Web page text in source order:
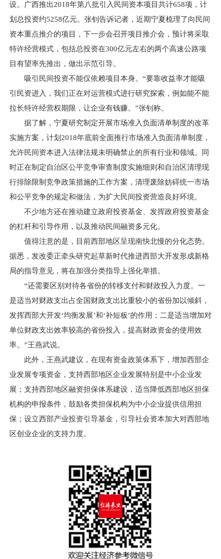
设。广西推出2018年第八批引入民间资本项目共计658项，计
划总投资约5258亿元。张钊告诉记者，近期宁夏梳理了向民间
资本重点推介的项目，下一步会召开项目推介会，预计将采取
特许经营模式，包括总投资在300亿元左右的两个高速公路项
目有望率先推出，做出示范引导。
吸引民间投资不能仅依赖项目本身。“要靠收益率才能吸
引民资进入，我们正在对运营模式进行研究探索，例如能不能
拉长特许经营权期限，让企业有钱赚。”张钊称。
据了解，宁夏研究制定开展市场准入负面清单制度的改革
实施方案，计划2018年底前全面推行市场准入负面清单制度，
允许民间资本进入法律法规未明确禁止的所有行业和领域。同
时正在制定自治区公平竞争审查制度实施细则和自治区清理现
行排除限制竞争政策措施的工作方案，清理废除妨碍统一市场
和公平竞争的规定和做法，为扩大民间投资营造良好环境。
不少地方还在推动建立政府投资基金、发挥政府投资基金
的杠杆和引导作用，以及推动民间融资多元化。
值得注意的是，目前西部地区呈现南快北慢的分化态势。
据悉，发改委正牵头研究起草新时代推进西部大开发形成新格
局的指导意见，将在加强分类指导上强化举措。
“还需要区别对待各省份的转移支付和财政投入力度。一
是适当对财政支出占全国财政支出比重较小的省份加以倾斜，
发挥西部大开发‘均衡发展’和‘补短板’的作用；二是适当增加对
单位财政支出效率较高的省份投入，提高财政资金的使用效
率。”王燕武说。
此外，王燕武建议，在现有资金政策体系下，增加西部企
业发展专项资金，支持西部地区企业发展特别是中小企业发
展；支持西部地区融资担保体系建设，适当降低西部地区担保
机构的申报条件，鼓励各类担保机构为中小企业提供信用担
保；设立西部产业投资引导基金，引导社会资本加大对西部地
区创业企业的支持力度。